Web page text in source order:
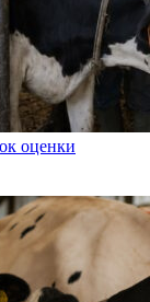
оценки